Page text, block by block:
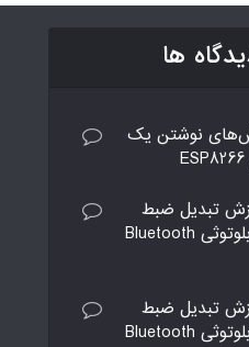
ها
نوشتن یک
تبدیل ضبط
صوت قدیمی به مدل بلوتوثی Bluetooth
تبدیل ضبط
صوت قدیمی به مدل بلوتوثی Bluetooth